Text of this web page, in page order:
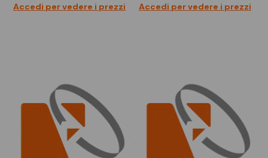
Accedi per vedere i prezzi Accedi per vedere i prezzi